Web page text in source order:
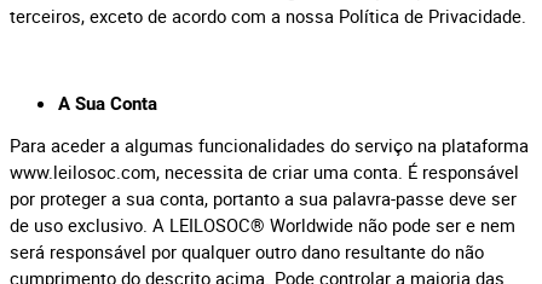
terceiros, exceto de acordo com a nossa Política de Privacidade.
A Sua Conta
Para aceder a algumas funcionalidades do serviço na plataforma
www.leilosoc.com, necessita de criar uma conta. É responsável
por proteger a sua conta, portanto a sua palavra-passe deve ser
de uso exclusivo. A LEILOSOC® Worldwide não pode ser e nem
será responsável por qualquer outro dano resultante do não
cumprimento do descrito acima. Pode controlar a maioria das